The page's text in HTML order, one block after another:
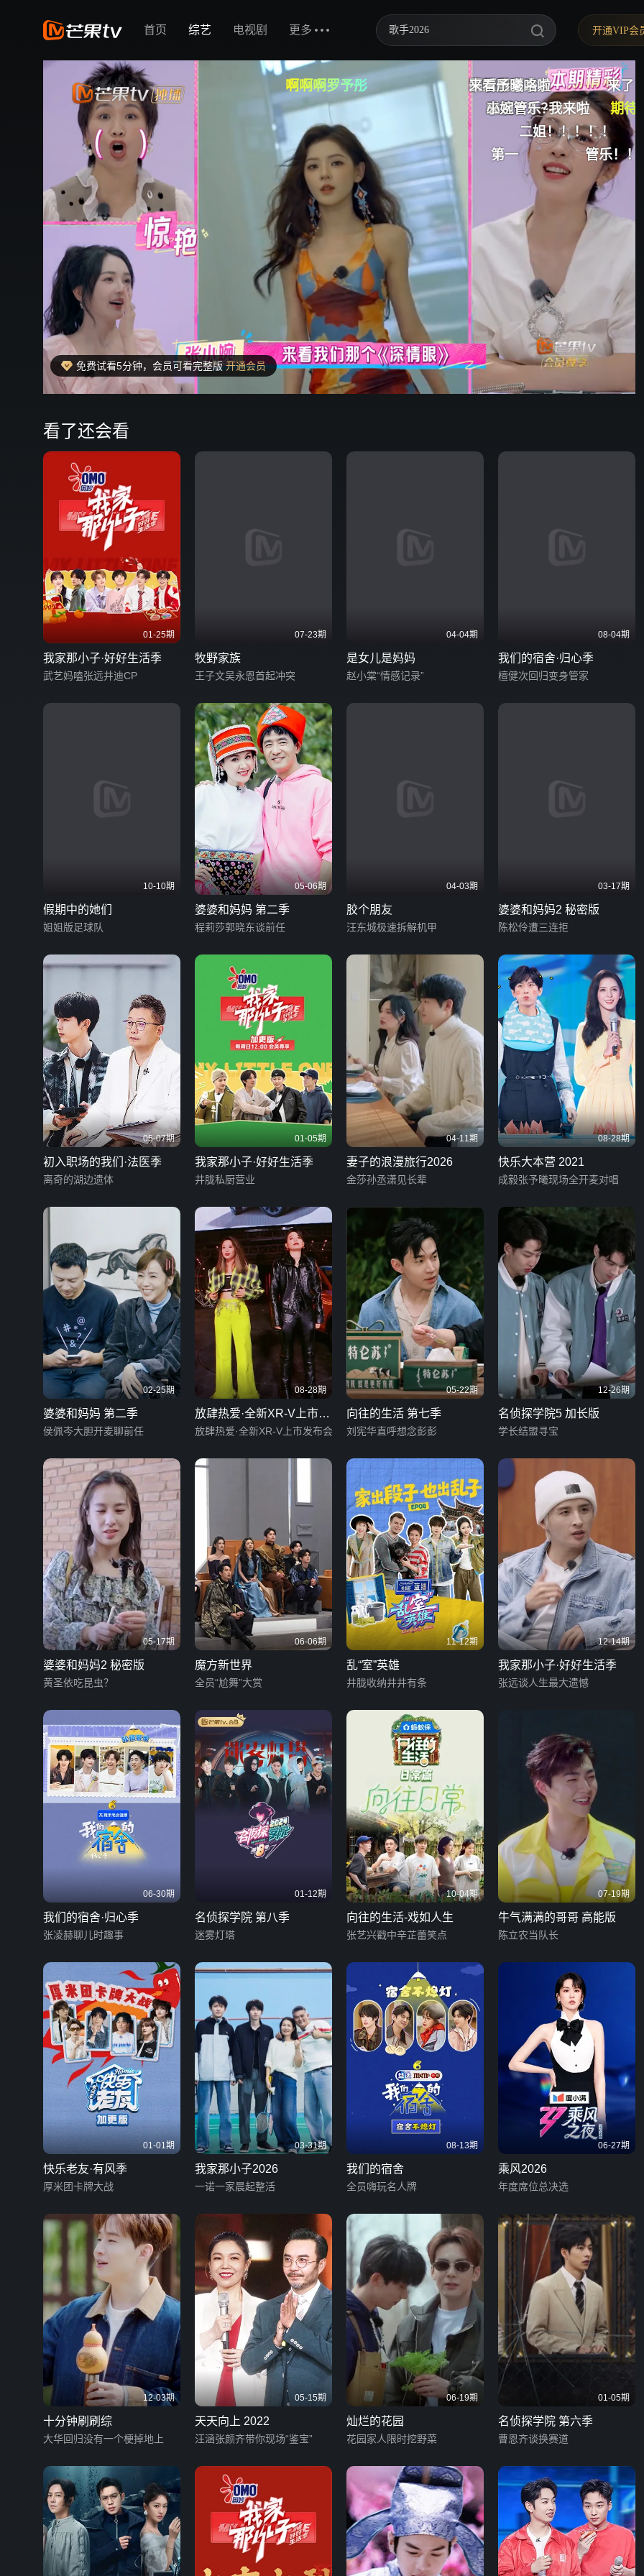
首页 综艺 电视剧 更多
密室大逃脱 第八季
歌手2026
你好，星期六
中餐厅·南洋拾光季
野狗骨头
忙忙碌碌寻宝藏2
我们的宿舍·归心季
爸爸当家 第五季
开通VIP会
二姐我来啦
啊啊啊啊二姐
罗予彤❤️
罗予彤我来啦
来看予曦咯
啊啊啊罗予彤 来了
来看二姐小齐
小婉管乐~我来啦
时长？？？
二姐！
来了
二姐
小婉管乐 期待管乐呀
张予曦
二姐！！！！！
来了
第一
管乐！！！ 管乐管乐管乐
免费试看5分钟，会员可看完整版开通会员
看了还会看
01-25期
我家那小子·好好生活季
武艺妈嗑张远井迪CP
07-23期
牧野家族
王子文吴永恩首起冲突
04-04期
是女儿是妈妈
赵小棠“情感记录”
08-04期
我们的宿舍·归心季
檀健次回归变身管家
10-10期
假期中的她们
姐姐版足球队
05-06期
婆婆和妈妈 第二季
程莉莎郭晓东谈前任
04-03期
胶个朋友
汪东城极速拆解机甲
03-17期
婆婆和妈妈2 秘密版
陈松伶遭三连拒
05-07期
初入职场的我们·法医季
离奇的湖边遗体
01-05期
我家那小子·好好生活季
井胧私厨营业
04-11期
妻子的浪漫旅行2026
金莎孙丞潇见长辈
08-28期
快乐大本营 2021
成毅张予曦现场全开麦对唱
02-25期
婆婆和妈妈 第二季
侯佩岑大胆开麦聊前任
08-28期
放肆热爱·全新XR-V上市发
布会
放肆热爱·全新XR-V上市发布会
05-22期
向往的生活 第七季
刘宪华直呼想念彭彭
12-26期
名侦探学院5 加长版
学长结盟寻宝
05-17期
婆婆和妈妈2 秘密版
黄圣依吃昆虫？
06-06期
魔方新世界
全员“尬舞”大赏
11-12期
乱“室”英雄
井胧收纳井井有条
12-14期
我家那小子·好好生活季
张远谈人生最大遗憾
06-30期
我们的宿舍·归心季
张凌赫聊儿时趣事
01-12期
名侦探学院 第八季
迷雾灯塔
10-04期
向往的生活-戏如人生
张艺兴戳中辛芷蕾笑点
07-19期
牛气满满的哥哥 高能版
陈立农当队长
01-01期
快乐老友·有风季
厚米团卡牌大战
03-31期
我家那小子2026
一诺一家晨起整活
08-13期
我们的宿舍
全员嗨玩名人牌
06-27期
乘风2026
年度席位总决选
12-03期
十分钟刷刷综
大华回归没有一个梗掉地上
05-15期
天天向上 2022
汪涵张颜齐带你现场“鉴宝”
06-19期
灿烂的花园
花园家人限时挖野菜
01-05期
名侦探学院 第六季
曹恩齐谈换赛道